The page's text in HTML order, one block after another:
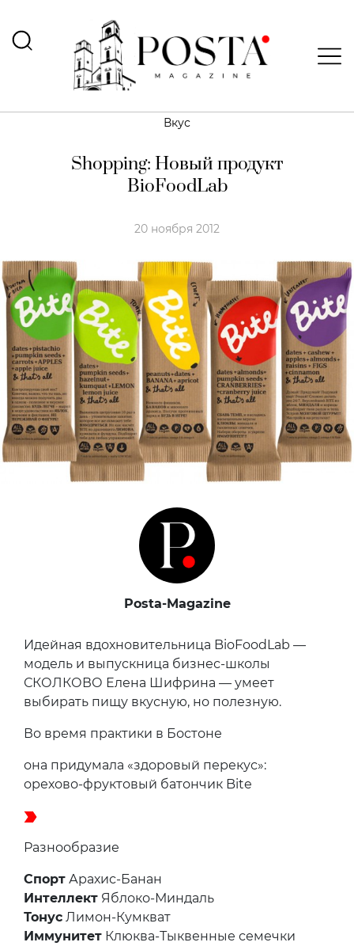
Вкус
Shopping: Новый продукт
BioFoodLab
20 ноября 2012
Posta-Magazine
Идейная вдохновительница BioFoodLab —
модель и выпускница бизнес-школы
СКОЛКОВО Елена Шифрина — умеет
выбирать пищу вкусную, но полезную.
Во время практики в Бостоне
она придумала «здоровый перекус»:
орехово-фруктовый батончик Bite
Разнообразие
Спорт Арахис-Банан
Интеллект Яблоко-Миндаль
Тонус Лимон-Кумкват
Иммунитет Клюква-Тыквенные семечки